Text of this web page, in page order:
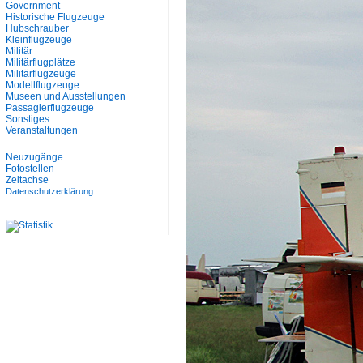
Government
Historische Flugzeuge
Hubschrauber
Kleinflugzeuge
Militär
Militärflugplätze
Militärflugzeuge
Modellflugzeuge
Museen und Ausstellungen
Passagierflugzeuge
Sonstiges
Veranstaltungen
Neuzugänge
Fotostellen
Zeitachse
Datenschutzerklärung